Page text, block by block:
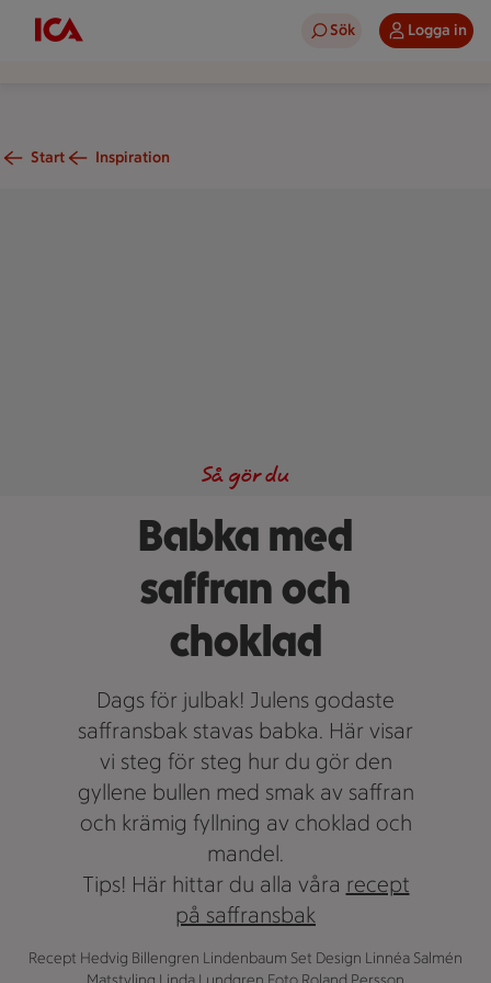
Sök Logga in
Start Inspiration
Babka med
saffran och
choklad
Så gör du
Dags för julbak! Julens godaste
saffransbak stavas babka. Här visar
vi steg för steg hur du gör den
gyllene bullen med smak av saffran
och krämig fyllning av choklad och
mandel.
Tips! Här hittar du alla våra recept
på saffransbak
Recept Hedvig Billengren Lindenbaum Set Design Linnéa Salmén